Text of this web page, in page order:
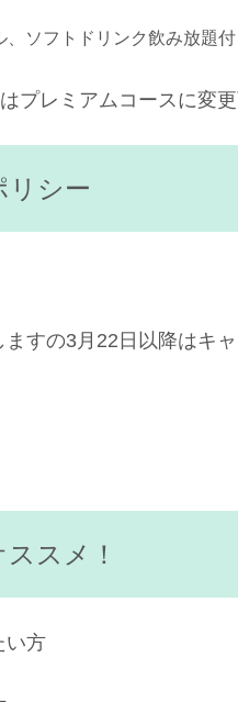
、ソフトドリンク飲み放題
プレミアムコースに変
リシー
すの3月22日以降はキ
スメ！
い方